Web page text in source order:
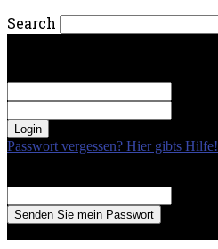
Search
Passwort vergessen? Hier gibts Hilfe!